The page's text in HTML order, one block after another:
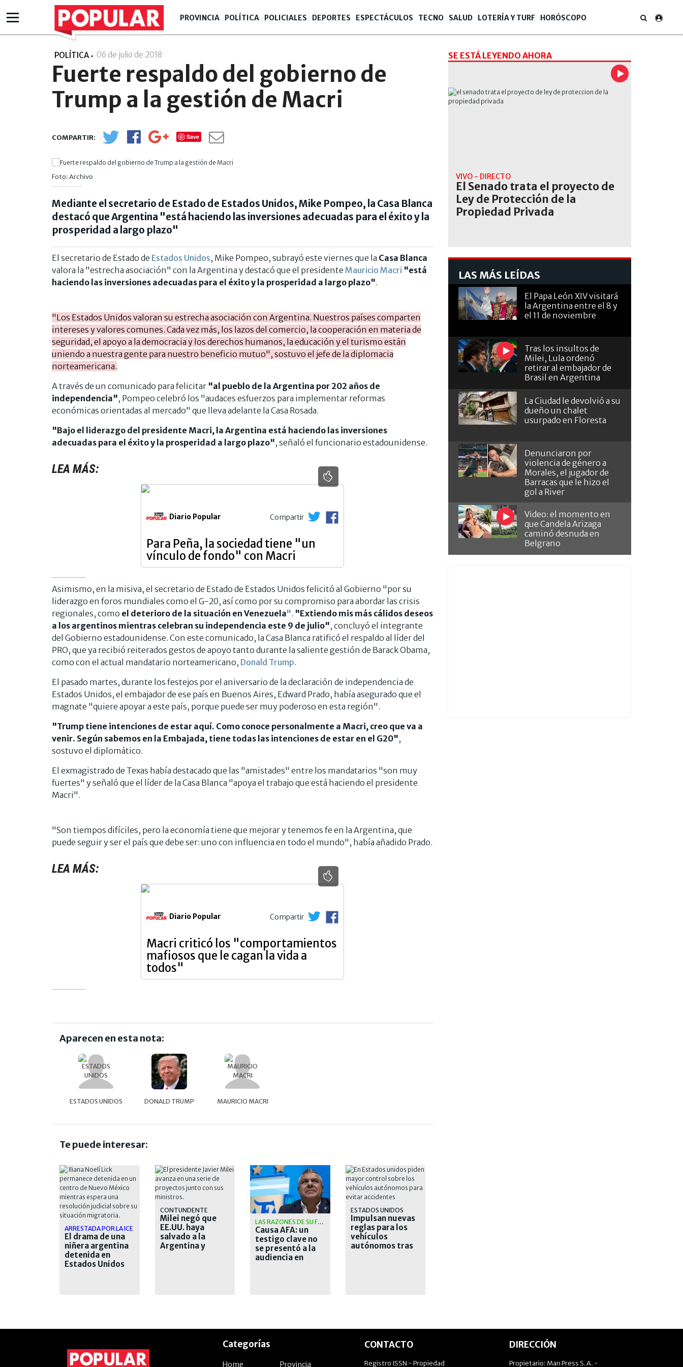
PROVINCIA POLÍTICA POLICIALES DEPORTES ESPECTÁCULOS TECNO SALUD LOTERÍA Y TURF HORÓSCOPO
POLÍTICA 06 de julio de 2018
Fuerte respaldo del gobierno de
Trump a la gestión de Macri
Save
Foto: Archivo
Mediante el secretario de Estado de Estados Unidos, Mike Pompeo, la Casa Blanca
destacó que Argentina "está haciendo las inversiones adecuadas para el éxito y la
prosperidad a largo plazo"
El secretario de Estado de Estados Unidos, Mike Pompeo, subrayó este viernes que la Casa Blanca
valora la "estrecha asociación" con la Argentina y destacó que el presidente Mauricio Macri "está
haciendo las inversiones adecuadas para el éxito y la prosperidad a largo plazo".
"Los Estados Unidos valoran su estrecha asociación con Argentina. Nuestros países comparten
intereses y valores comunes. Cada vez más, los lazos del comercio, la cooperación en materia de
seguridad, el apoyo a la democracia y los derechos humanos, la educación y el turismo están
uniendo a nuestra gente para nuestro beneficio mutuo", sostuvo el jefe de la diplomacia
norteamericana.
A través de un comunicado para felicitar "al pueblo de la Argentina por 202 años de
independencia", Pompeo celebró los "audaces esfuerzos para implementar reformas
económicas orientadas al mercado" que lleva adelante la Casa Rosada.
"Bajo el liderazgo del presidente Macri, la Argentina está haciendo las inversiones
adecuadas para el éxito y la prosperidad a largo plazo", señaló el funcionario estadounidense.
LEA MÁS:
Diario Popular Compartir
Para Peña, la sociedad tiene "un
vínculo de fondo" con Macri
Asimismo, en la misiva, el secretario de Estado de Estados Unidos felicitó al Gobierno "por su
liderazgo en foros mundiales como el G-20, así como por su compromiso para abordar las crisis
regionales, como el deterioro de la situación en Venezuela". "Extiendo mis más cálidos deseos
a los argentinos mientras celebran su independencia este 9 de julio", concluyó el integrante
del Gobierno estadounidense. Con este comunicado, la Casa Blanca ratificó el respaldo al líder del
PRO, que ya recibió reiterados gestos de apoyo tanto durante la saliente gestión de Barack Obama,
como con el actual mandatario norteamericano, Donald Trump.
El pasado martes, durante los festejos por el aniversario de la declaración de independencia de
Estados Unidos, el embajador de ese país en Buenos Aires, Edward Prado, había asegurado que el
magnate "quiere apoyar a este país, porque puede ser muy poderoso en esta región".
"Trump tiene intenciones de estar aquí. Como conoce personalmente a Macri, creo que va a
venir. Según sabemos en la Embajada, tiene todas las intenciones de estar en el G20",
sostuvo el diplomático.
El exmagistrado de Texas había destacado que las "amistades" entre los mandatarios "son muy
fuertes" y señaló que el líder de la Casa Blanca "apoya el trabajo que está haciendo el presidente
Macri".
"Son tiempos difíciles, pero la economía tiene que mejorar y tenemos fe en la Argentina, que
puede seguir y ser el país que debe ser: uno con influencia en todo el mundo", había añadido Prado.
LEA MÁS:
Diario Popular Compartir
Macri criticó los "comportamientos
mafiosos que le cagan la vida a
todos"
Aparecen en esta nota:
ESTADOS UNIDOS DONALD TRUMP MAURICIO MACRI
Te puede interesar:
ARRESTADA POR LA ICE
El drama de una
niñera argentina
detenida en
Estados Unidos
CONTUNDENTE
Milei negó que
EE.UU. haya
salvado a la
Argentina y
LAS RAZONES DE SU FALTAZO
Causa AFA: un
testigo clave no
se presentó a la
audiencia en
ESTADOS UNIDOS
Impulsan nuevas
reglas para los
vehículos
autónomos tras
SE ESTÁ LEYENDO AHORA
VIVO - DIRECTO
El Senado trata el proyecto de
Ley de Protección de la
Propiedad Privada
LAS MÁS LEÍDAS
El Papa León XIV visitará
la Argentina entre el 8 y
el 11 de noviembre
Tras los insultos de
Milei, Lula ordenó
retirar al embajador de
Brasil en Argentina
La Ciudad le devolvió a su
dueño un chalet
usurpado en Floresta
Denunciaron por
violencia de género a
Morales, el jugador de
Barracas que le hizo el
gol a River
Video: el momento en
que Candela Arizaga
caminó desnuda en
Belgrano
Categorías
Home Provincia
CONTACTO
Registro ISSN - Propiedad
DIRECCIÓN
Propietario: Man Press S.A. -